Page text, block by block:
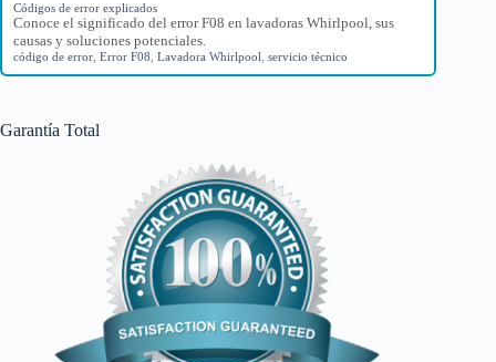
Códigos de error explicados
Conoce el significado del error F08 en lavadoras Whirlpool, sus
causas y soluciones potenciales.
código de error Error F08 Lavadora Whirlpool servicio técnico
Garantía Total